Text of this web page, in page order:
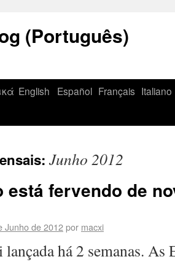
(Português)
English Español Français Italiano
Junho 2012
está fervendo de
Junho de 2012por macxi
há 2 semanas. As